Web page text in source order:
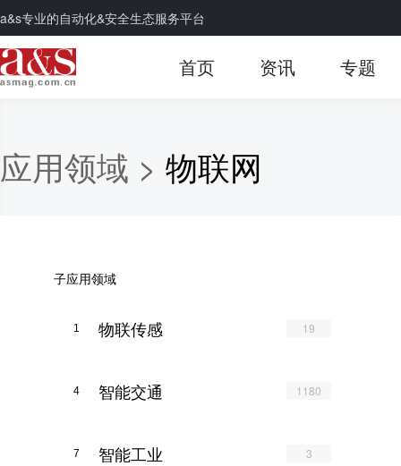
a&s专业的自动化&安全生态服务平台
首页 资讯 专题
应用领域 > 物联网
子应用领域
1 物联传感 19
4 智能交通 1180
7 智能工业 3